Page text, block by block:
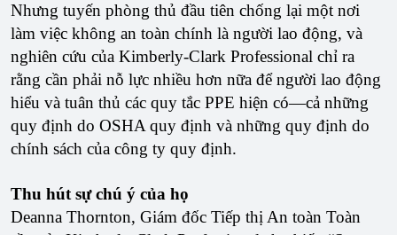
Nhưng tuyến phòng thủ đầu tiên chống lại một nơi
làm việc không an toàn chính là người lao động, và
nghiên cứu của Kimberly-Clark Professional chỉ ra
rằng cần phải nỗ lực nhiều hơn nữa để người lao động
hiểu và tuân thủ các quy tắc PPE hiện có—cả những
quy định do OSHA quy định và những quy định do
chính sách của công ty quy định.
Thu hút sự chú ý của họ
Deanna Thornton, Giám đốc Tiếp thị An toàn Toàn